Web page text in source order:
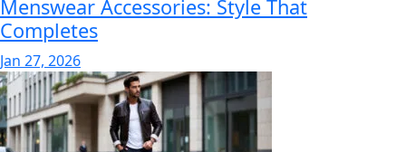
Menswear Accessories: Style That
Completes
Jan 27, 2026